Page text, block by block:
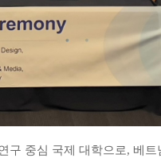
구 중심 국제 대학으로, 베트